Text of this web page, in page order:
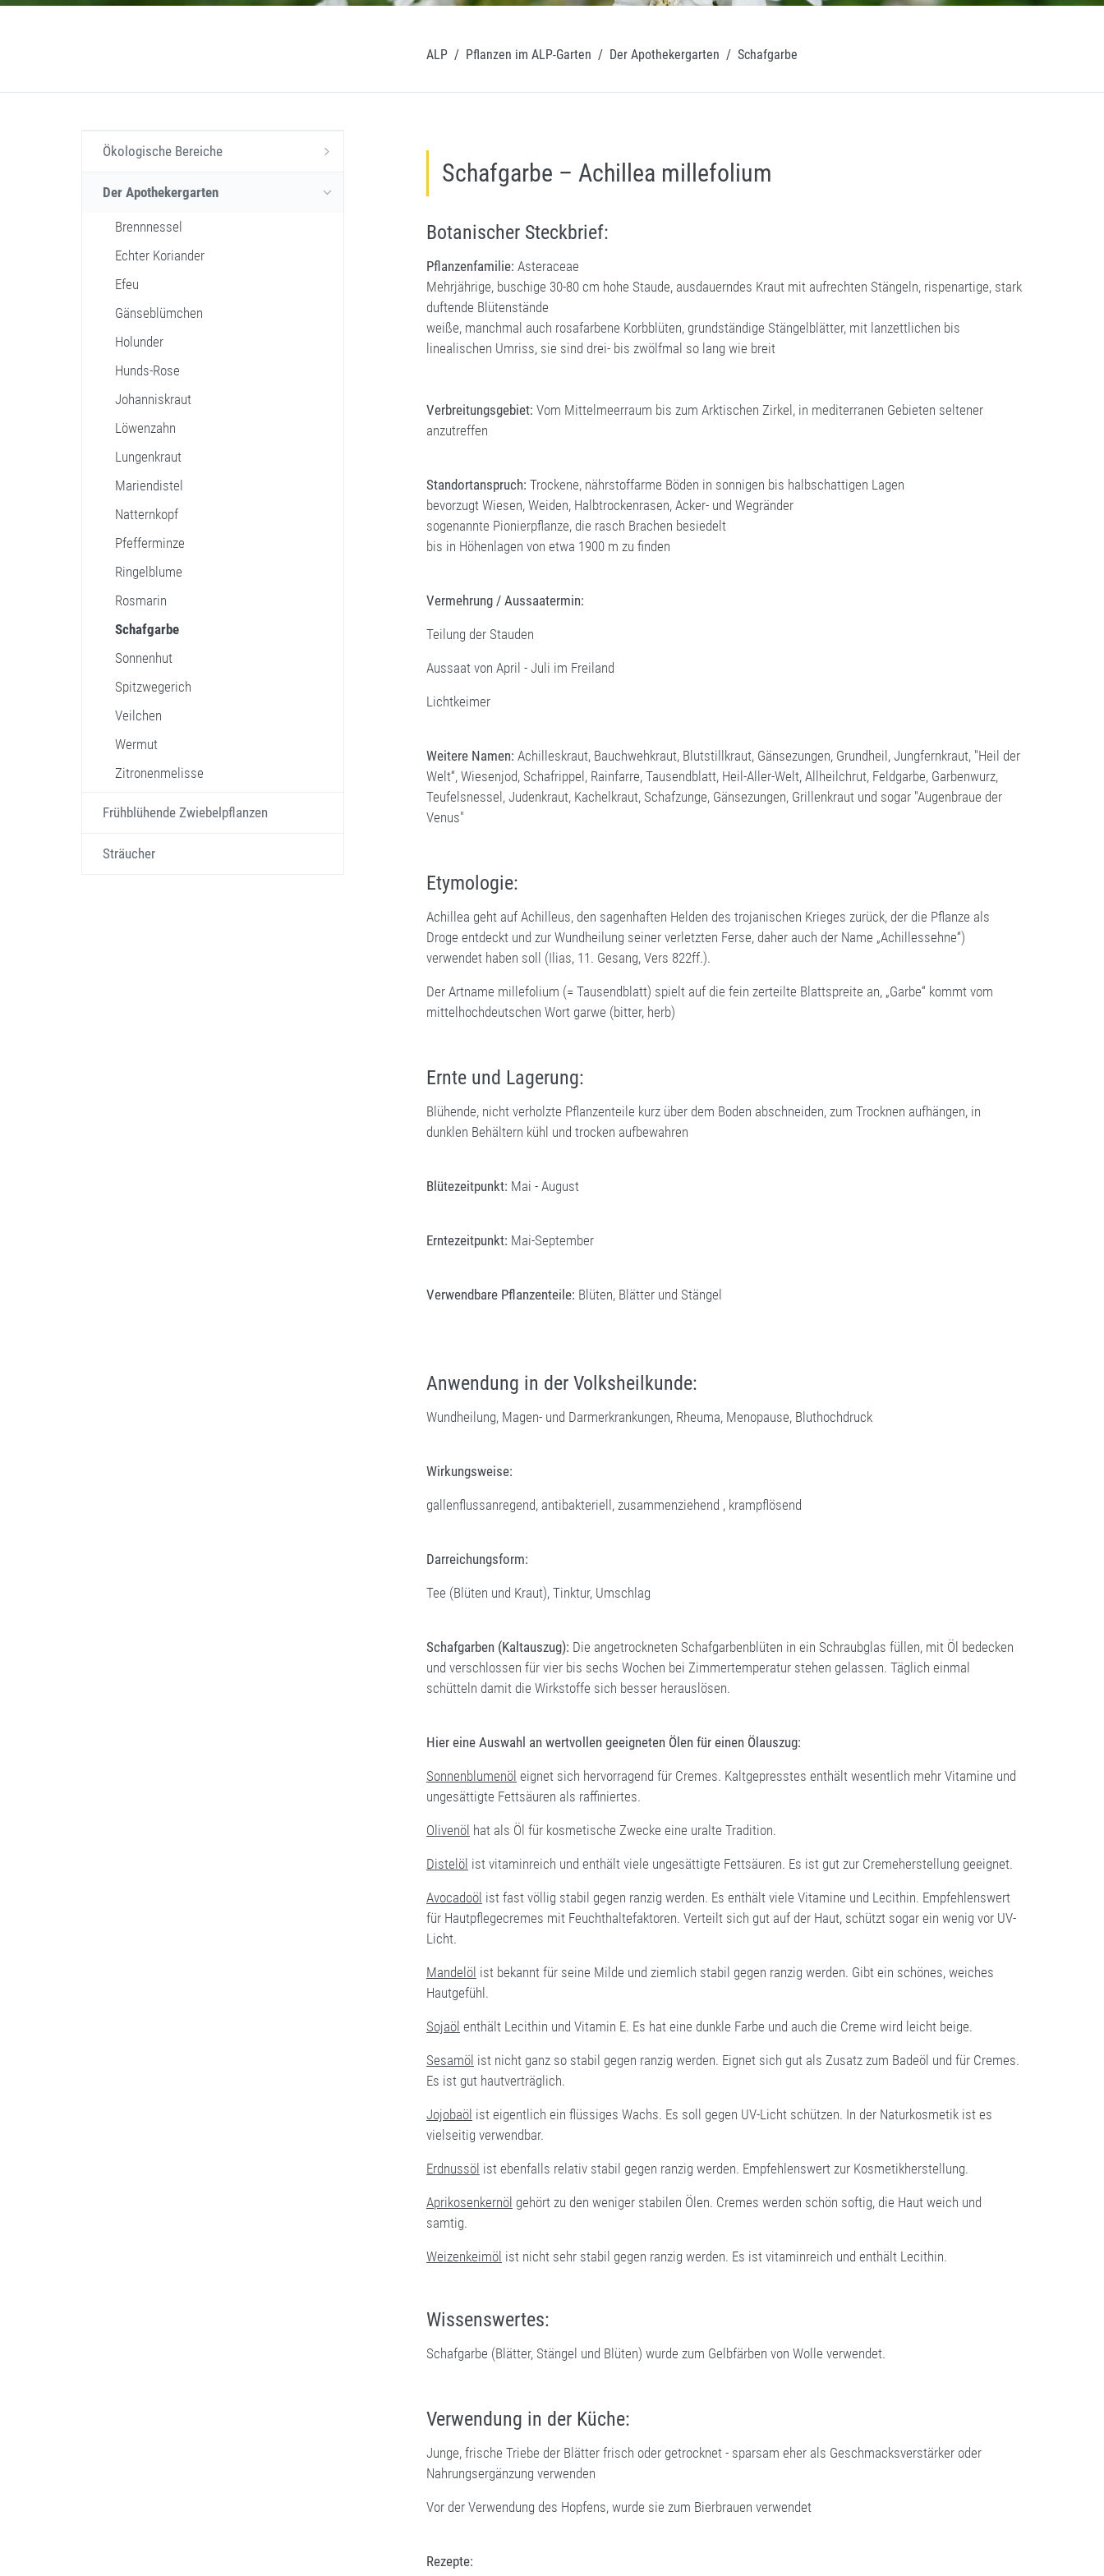
ALP / Pflanzen im ALP-Garten / Der Apothekergarten / Schafgarbe
Ökologische Bereiche
Der Apothekergarten
Brennnessel
Echter Koriander
Efeu
Gänseblümchen
Holunder
Hunds-Rose
Johanniskraut
Löwenzahn
Lungenkraut
Mariendistel
Natternkopf
Pfefferminze
Ringelblume
Rosmarin
Schafgarbe
Sonnenhut
Spitzwegerich
Veilchen
Wermut
Zitronenmelisse
Frühblühende Zwiebelpflanzen
Sträucher
Schafgarbe – Achillea millefolium
Botanischer Steckbrief:
Pflanzenfamilie: Asteraceae
Mehrjährige, buschige 30-80 cm hohe Staude, ausdauerndes Kraut mit aufrechten Stängeln, rispenartige, stark
duftende Blütenstände
weiße, manchmal auch rosafarbene Korbblüten, grundständige Stängelblätter, mit lanzettlichen bis
linealischen Umriss, sie sind drei- bis zwölfmal so lang wie breit
Verbreitungsgebiet: Vom Mittelmeerraum bis zum Arktischen Zirkel, in mediterranen Gebieten seltener
anzutreffen
Standortanspruch: Trockene, nährstoffarme Böden in sonnigen bis halbschattigen Lagen
bevorzugt Wiesen, Weiden, Halbtrockenrasen, Acker- und Wegränder
sogenannte Pionierpflanze, die rasch Brachen besiedelt
bis in Höhenlagen von etwa 1900 m zu finden
Vermehrung / Aussaatermin:
Teilung der Stauden
Aussaat von April - Juli im Freiland
Lichtkeimer
Weitere Namen: Achilleskraut, Bauchwehkraut, Blutstillkraut, Gänsezungen, Grundheil, Jungfernkraut, "Heil der
Welt“, Wiesenjod, Schafrippel, Rainfarre, Tausendblatt, Heil-Aller-Welt, Allheilchrut, Feldgarbe, Garbenwurz,
Teufelsnessel, Judenkraut, Kachelkraut, Schafzunge, Gänsezungen, Grillenkraut und sogar "Augenbraue der
Venus"
Etymologie:
Achillea geht auf Achilleus, den sagenhaften Helden des trojanischen Krieges zurück, der die Pflanze als
Droge entdeckt und zur Wundheilung seiner verletzten Ferse, daher auch der Name „Achillessehne“)
verwendet haben soll (Ilias, 11. Gesang, Vers 822ff.).
Der Artname millefolium (= Tausendblatt) spielt auf die fein zerteilte Blattspreite an, „Garbe“ kommt vom
mittelhochdeutschen Wort garwe (bitter, herb)
Ernte und Lagerung:
Blühende, nicht verholzte Pflanzenteile kurz über dem Boden abschneiden, zum Trocknen aufhängen, in
dunklen Behältern kühl und trocken aufbewahren
Blütezeitpunkt: Mai - August
Erntezeitpunkt: Mai-September
Verwendbare Pflanzenteile: Blüten, Blätter und Stängel
Anwendung in der Volksheilkunde:
Wundheilung, Magen- und Darmerkrankungen, Rheuma, Menopause, Bluthochdruck
Wirkungsweise:
gallenflussanregend, antibakteriell, zusammenziehend , krampflösend
Darreichungsform:
Tee (Blüten und Kraut), Tinktur, Umschlag
Schafgarben (Kaltauszug): Die angetrockneten Schafgarbenblüten in ein Schraubglas füllen, mit Öl bedecken
und verschlossen für vier bis sechs Wochen bei Zimmertemperatur stehen gelassen. Täglich einmal
schütteln damit die Wirkstoffe sich besser herauslösen.
Hier eine Auswahl an wertvollen geeigneten Ölen für einen Ölauszug:
Sonnenblumenöl eignet sich hervorragend für Cremes. Kaltgepresstes enthält wesentlich mehr Vitamine und
ungesättigte Fettsäuren als raffiniertes.
Olivenöl hat als Öl für kosmetische Zwecke eine uralte Tradition.
Distelöl ist vitaminreich und enthält viele ungesättigte Fettsäuren. Es ist gut zur Cremeherstellung geeignet.
Avocadoöl ist fast völlig stabil gegen ranzig werden. Es enthält viele Vitamine und Lecithin. Empfehlenswert
für Hautpflegecremes mit Feuchthaltefaktoren. Verteilt sich gut auf der Haut, schützt sogar ein wenig vor UV-
Licht.
Mandelöl ist bekannt für seine Milde und ziemlich stabil gegen ranzig werden. Gibt ein schönes, weiches
Hautgefühl.
Sojaöl enthält Lecithin und Vitamin E. Es hat eine dunkle Farbe und auch die Creme wird leicht beige.
Sesamöl ist nicht ganz so stabil gegen ranzig werden. Eignet sich gut als Zusatz zum Badeöl und für Cremes.
Es ist gut hautverträglich.
Jojobaöl ist eigentlich ein flüssiges Wachs. Es soll gegen UV-Licht schützen. In der Naturkosmetik ist es
vielseitig verwendbar.
Erdnussöl ist ebenfalls relativ stabil gegen ranzig werden. Empfehlenswert zur Kosmetikherstellung.
Aprikosenkernöl gehört zu den weniger stabilen Ölen. Cremes werden schön softig, die Haut weich und
samtig.
Weizenkeimöl ist nicht sehr stabil gegen ranzig werden. Es ist vitaminreich und enthält Lecithin.
Wissenswertes:
Schafgarbe (Blätter, Stängel und Blüten) wurde zum Gelbfärben von Wolle verwendet.
Verwendung in der Küche:
Junge, frische Triebe der Blätter frisch oder getrocknet - sparsam eher als Geschmacksverstärker oder
Nahrungsergänzung verwenden
Vor der Verwendung des Hopfens, wurde sie zum Bierbrauen verwendet
Rezepte: